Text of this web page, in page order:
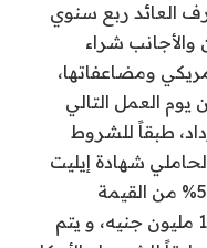
العائد ربع سنوي
والأجانب شراء
بفئة 1000 دولار أمريكي ومضاعفاتها،
يوم العمل التالي
طبقاً للشروط
شهادة إيليت
% من القيمة
الاستردادية للشهادة وبحد أقصى 10 مليون جنيه، و يتم